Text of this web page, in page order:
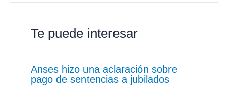
Te puede interesar
Anses hizo una aclaración sobre
pago de sentencias a jubilados